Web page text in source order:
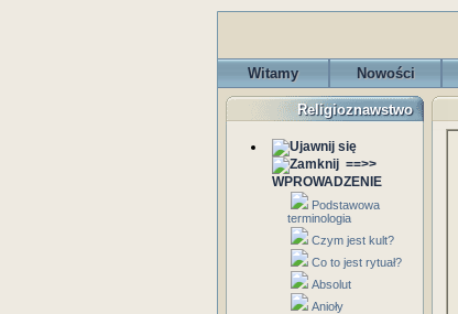
Witamy Nowości
Religioznawstwo
==>>
WPROWADZENIE
Podstawowa
terminologia
Czym jest kult?
Co to jest rytuał?
Absolut
Anioły